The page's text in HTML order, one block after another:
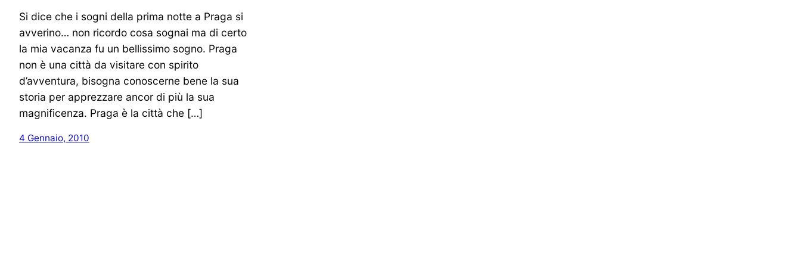
Si dice che i sogni della prima notte a Praga si
avverino… non ricordo cosa sognai ma di certo
la mia vacanza fu un bellissimo sogno. Praga
non è una città da visitare con spirito
d’avventura, bisogna conoscerne bene la sua
storia per apprezzare ancor di più la sua
magnificenza. Praga è la città che […]
4 Gennaio, 2010